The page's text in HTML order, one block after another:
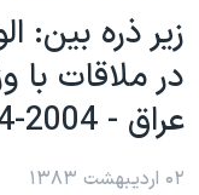
محتوای
اصلی
جهش
به
صفحه
موضوع ها
ایران
آمریکا
جهان
برنامه های
جدول برنامه ها
صفحه‌های ویژه
زير ذره بين:
در ملاقات با
عراق - 2004-04-21
۰۲ اردیبهشت ۱۳۸۳